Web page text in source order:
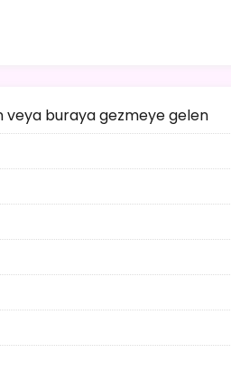
veya buraya gezmeye gelen